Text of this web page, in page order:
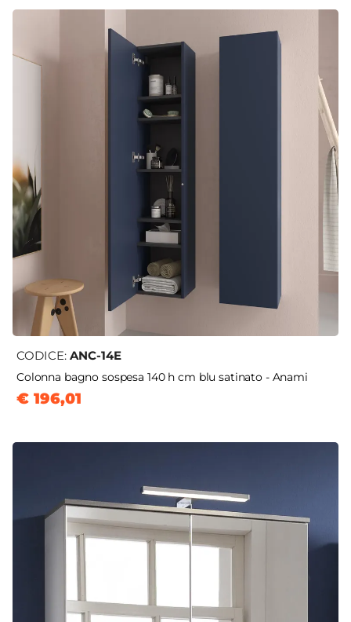
CODICE: ANC-14E
Colonna bagno sospesa 140 h cm blu satinato - Anami
€ 196,01